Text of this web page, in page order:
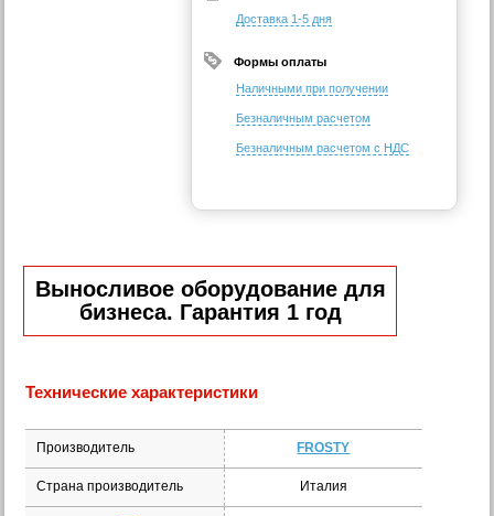
Доставка 1-5 дня
Формы оплаты
Наличными при получении
Безналичным расчетом
Безналичным расчетом с НДС
Выносливое оборудование для
бизнеса. Гарантия 1 год
Технические характеристики
Производитель FROSTY
Страна производитель Италия